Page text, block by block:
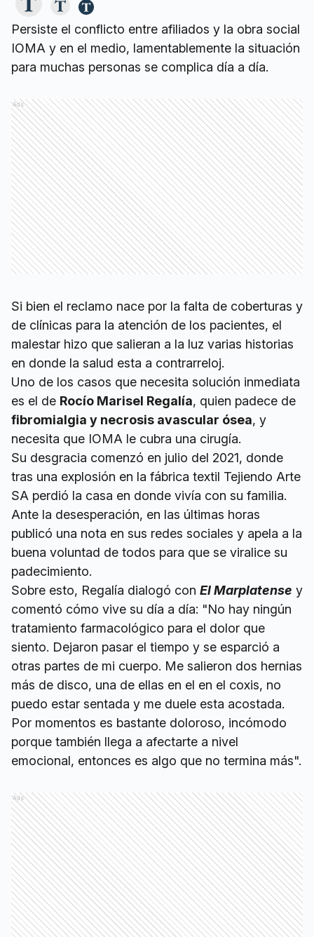
Persiste el conflicto entre afiliados y la obra social
IOMA y en el medio, lamentablemente la situación
para muchas personas se complica día a día.
Ads
Si bien el reclamo nace por la falta de coberturas y
de clínicas para la atención de los pacientes, el
malestar hizo que salieran a la luz varias historias
en donde la salud esta a contrarreloj.
Uno de los casos que necesita solución inmediata
es el de Rocío Marisel Regalía, quien padece de
fibromialgia y necrosis avascular ósea, y
necesita que IOMA le cubra una cirugía.
Su desgracia comenzó en julio del 2021, donde
tras una explosión en la fábrica textil Tejiendo Arte
SA perdió la casa en donde vivía con su familia.
Ante la desesperación, en las últimas horas
publicó una nota en sus redes sociales y apela a la
buena voluntad de todos para que se viralice su
padecimiento.
Sobre esto, Regalía dialogó con El Marplatense y
comentó cómo vive su día a día: "No hay ningún
tratamiento farmacológico para el dolor que
siento. Dejaron pasar el tiempo y se esparció a
otras partes de mi cuerpo. Me salieron dos hernias
más de disco, una de ellas en el en el coxis, no
puedo estar sentada y me duele esta acostada.
Por momentos es bastante doloroso, incómodo
porque también llega a afectarte a nivel
emocional, entonces es algo que no termina más".
Ads